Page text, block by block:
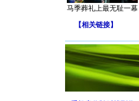
马季葬礼上最无耻一幕
【相关链接】